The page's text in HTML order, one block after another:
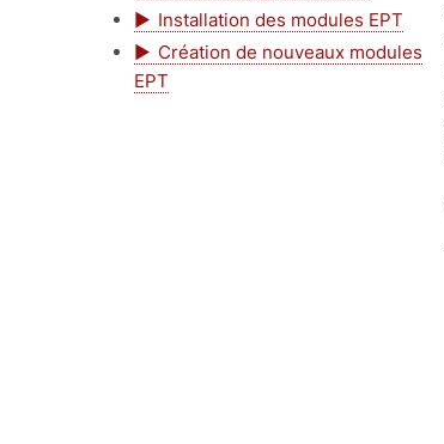
Installation des modules EPT
Création de nouveaux modules
EPT